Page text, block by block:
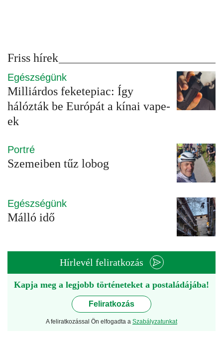
Friss hírek
Egészségünk
Milliárdos feketepiac: Így
hálózták be Európát a kínai vape-
ek
Portré
Szemeiben tűz lobog
Egészségünk
Málló idő
Hírlevél feliratkozás
Kapja meg a legjobb történeteket a postaládájába!
Feliratkozás
A feliratkozással Ön elfogadta a Szabályzatunkat